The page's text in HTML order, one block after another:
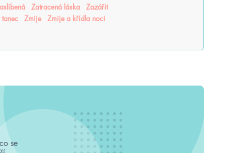
Zatracená láska
Zazářit
tanec Zmije
Zmije a křídla noci
se